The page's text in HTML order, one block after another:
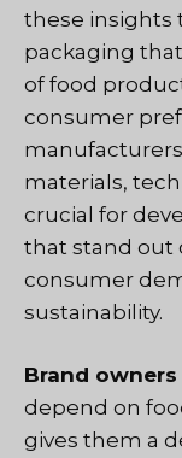
these insights
packaging
of food
consumer
materials,
crucial for
that stand out
consumer
sustainability.
Brand owners
depend on
gives them a